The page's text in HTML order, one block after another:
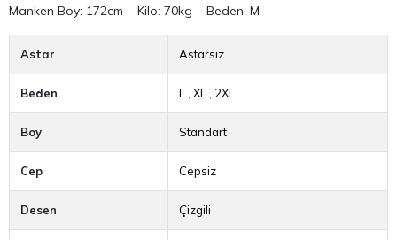
Manken Boy: 172cm Kilo: 70kg Beden: M
Astar Astarsız
Beden L XL 2XL
Boy Standart
Cep Cepsiz
Desen Çizgili